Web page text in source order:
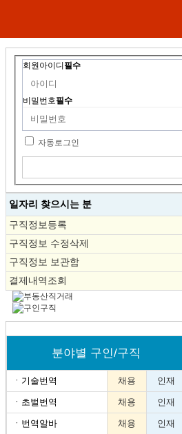
회원아이디 필수
비밀번호필수
자동로그인
일자리 찾으시는 분
구직정보등록
구직정보 수정삭제
구직정보 보관함
결제내역조회
분야별 구인/구직
ㆍ 기술번역 채용 인재
ㆍ 초벌번역 채용 인재
ㆍ 번역알바 채용 인재